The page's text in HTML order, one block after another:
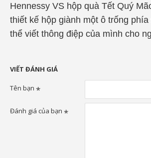
Hennessy VS hộp quà Tết Quý
thiết kế hộp giành một ô trống
thể viết thông điệp của mình cho
VIẾT ĐÁNH GIÁ
Tên bạn
Đánh giá của bạn